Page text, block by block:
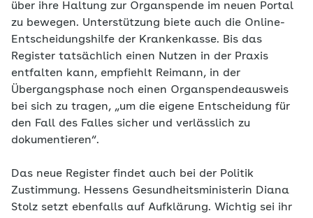
über ihre Haltung zur Organspende im neuen Portal
zu bewegen. Unterstützung biete auch die Online-
Entscheidungshilfe der Krankenkasse. Bis das
Register tatsächlich einen Nutzen in der Praxis
entfalten kann, empfiehlt Reimann, in der
Übergangsphase noch einen Organspendeausweis
bei sich zu tragen, „um die eigene Entscheidung für
den Fall des Falles sicher und verlässlich zu
dokumentieren“.
Das neue Register findet auch bei der Politik
Zustimmung. Hessens Gesundheitsministerin Diana
Stolz setzt ebenfalls auf Aufklärung. Wichtig sei ihr